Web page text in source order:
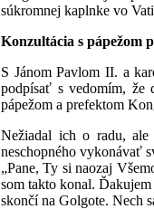
súkromnej kaplnke vo
Konzultácia s pápežom
S Jánom Pavlom II. a
podpísať s vedomím, že
pápežom a prefektom
Nežiadal ich o radu, ale
neschopného vykonávať
„Pane, Ty si naozaj
som takto konal.
skončí na Golgote. Nech